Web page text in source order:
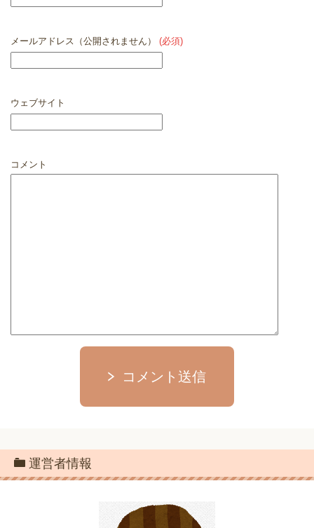
メールアドレス（公開されません） (必須)
ウェブサイト
コメント
コメント送信
運営者情報